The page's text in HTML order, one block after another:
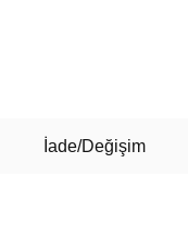
İade/Değişim